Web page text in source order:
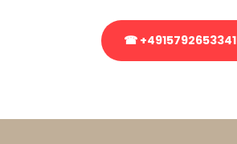
☎ +4915792653341